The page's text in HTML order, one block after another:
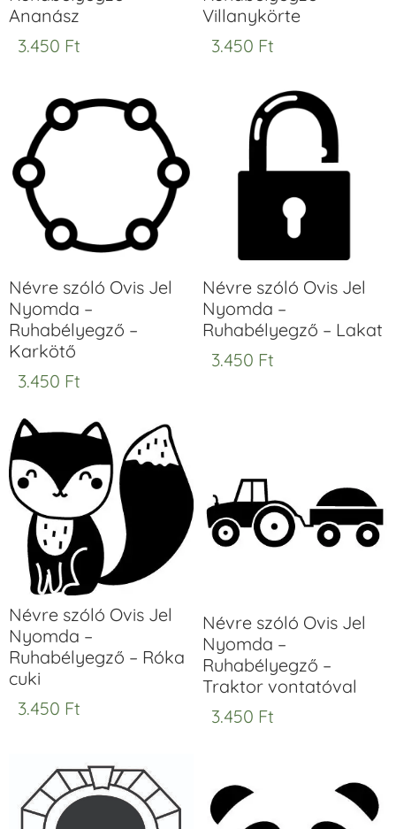
Ananász
3.450 Ft
Villanykörte
3.450 Ft
Névre szóló Ovis Jel
Nyomda –
Ruhabélyegző –
Karkötő
3.450 Ft
Névre szóló Ovis Jel
Nyomda –
Ruhabélyegző – Lakat
3.450 Ft
Névre szóló Ovis Jel
Nyomda –
Ruhabélyegző – Róka
cuki
3.450 Ft
Névre szóló Ovis Jel
Nyomda –
Ruhabélyegző –
Traktor vontatóval
3.450 Ft